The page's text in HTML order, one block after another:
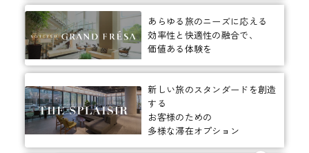
あらゆる旅のニーズに応える
効率性と快適性の融合で、
価値ある体験を
新しい旅のスタンダードを創造
する
お客様のための
多様な滞在オプション